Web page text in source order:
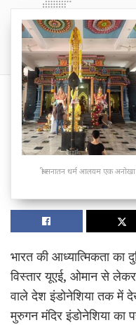
श्री सनातन धर्म आलयम एक
भारत की आध्यात्मिकता का
विस्तार यूएई, ओमान से
वाले देश इंडोनेशिया तक में
मुरुगन मंदिर इंडोनेशिया का